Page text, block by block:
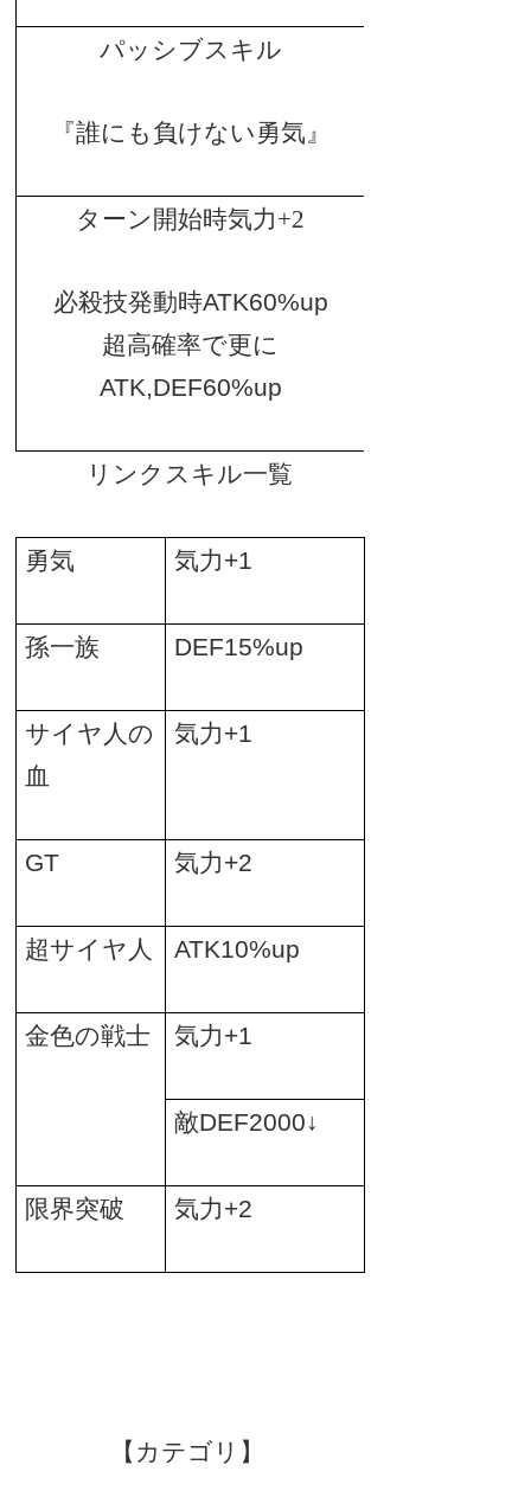
パッシブスキル
『誰にも負けない勇気』
ターン開始時気力+2
必殺技発動時ATK60%up
超高確率で更に
ATK,DEF60%up
リンクスキル一覧
勇気 気力+1
孫一族 DEF15%up
サイヤ人の
血
気力+1
GT 気力+2
超サイヤ人 ATK10%up
金色の戦士 気力+1
敵DEF2000↓
限界突破 気力+2
【カテゴリ】